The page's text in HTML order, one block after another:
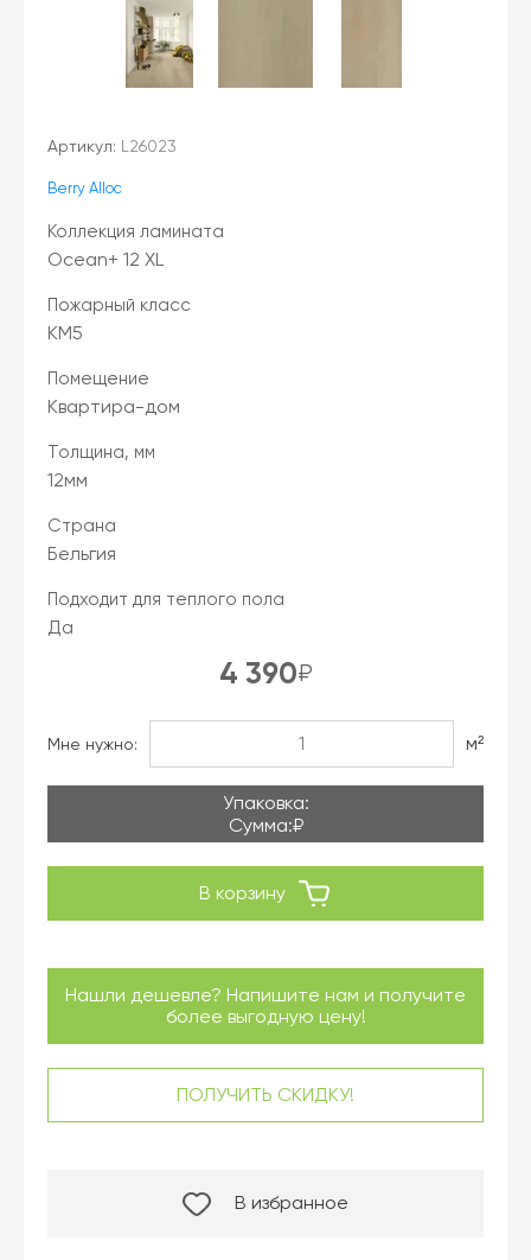
Артикул: L26023
Berry Alloc
Коллекция ламината
Ocean+ 12 XL
Пожарный класс
КМ5
Помещение
Квартира-дом
Толщина, мм
12мм
Страна
Бельгия
Подходит для теплого пола
Да
4 390₽
Мне нужно: м²
Упаковка:
Сумма:₽
В корзину
Нашли дешевле? Напишите нам и получите
более выгодную цену!
ПОЛУЧИТЬ СКИДКУ!
В избранное